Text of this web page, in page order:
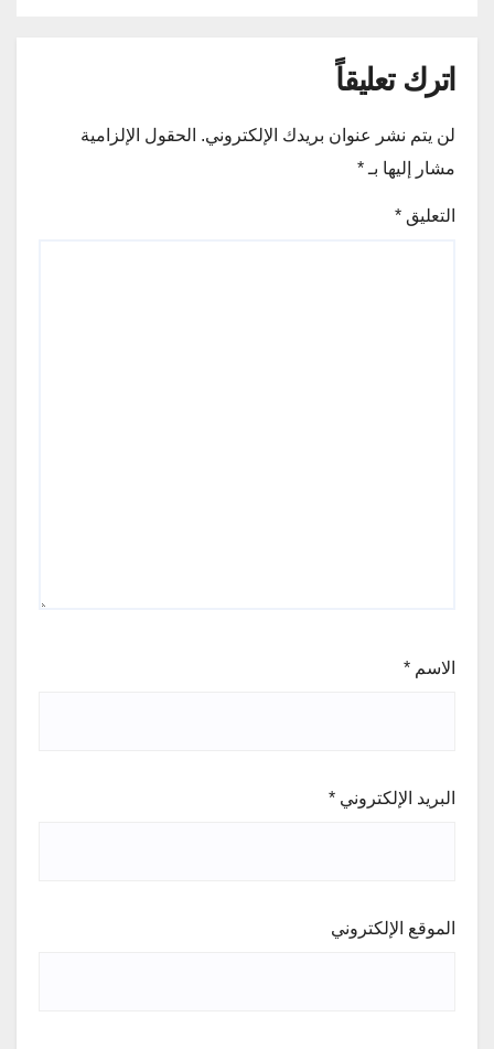
اترك تعليقاً
لن يتم نشر عنوان بريدك الإلكتروني. الحقول الإلزامية
مشار إليها بـ *
التعليق *
الاسم *
البريد الإلكتروني *
الموقع الإلكتروني